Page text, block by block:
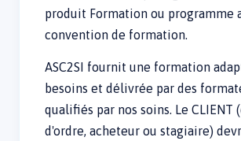
produit Formation ou programme
convention de formation.
ASC2SI fournit une formation
besoins et délivrée par des
qualifiés par nos soins. Le CLIENT
d'ordre, acheteur ou stagiaire)